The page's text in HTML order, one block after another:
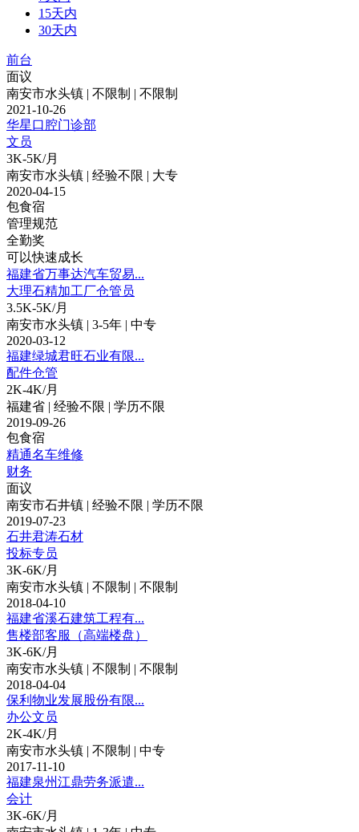
15天内
30天内
前台
面议
南安市水头镇 | 不限制 | 不限制
2021-10-26
华星口腔门诊部
文员
3K-5K/月
南安市水头镇 | 经验不限 | 大专
2020-04-15
包食宿
管理规范
全勤奖
可以快速成长
福建省万事达汽车贸易...
大理石精加工厂仓管员
3.5K-5K/月
南安市水头镇 | 3-5年 | 中专
2020-03-12
福建绿城君旺石业有限...
配件仓管
2K-4K/月
福建省 | 经验不限 | 学历不限
2019-09-26
包食宿
精通名车维修
财务
面议
南安市石井镇 | 经验不限 | 学历不限
2019-07-23
石井君涛石材
投标专员
3K-6K/月
南安市水头镇 | 不限制 | 不限制
2018-04-10
福建省溪石建筑工程有...
售楼部客服（高端楼盘）
3K-6K/月
南安市水头镇 | 不限制 | 不限制
2018-04-04
保利物业发展股份有限...
办公文员
2K-4K/月
南安市水头镇 | 不限制 | 中专
2017-11-10
福建泉州江鼎劳务派遣...
会计
3K-6K/月